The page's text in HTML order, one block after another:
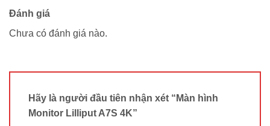
Đánh giá
Chưa có đánh giá nào.
Hãy là người đầu tiên nhận xét “Màn hình
Monitor Lilliput A7S 4K”